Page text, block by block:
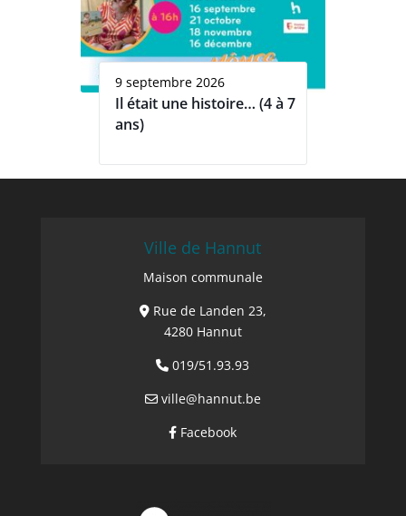
9 septembre 2026
Il était une histoire… (4 à 7
ans)
Ville de Hannut
Maison communale
Rue de Landen 23,
4280 Hannut
019/51.93.93
ville@hannut.be
Facebook